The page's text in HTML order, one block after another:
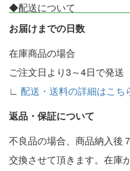
◆配送について
お届けまでの日数
在庫商品の場合
ご注文日より3～4日で発送
∟ 配送・送料の詳細はこち
返品・保証について
不良品の場合、商品納入後
交換させて頂きます。在庫